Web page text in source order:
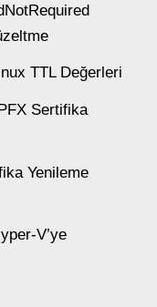
TTL Değerleri
Sertifika
Yenileme
V’ye